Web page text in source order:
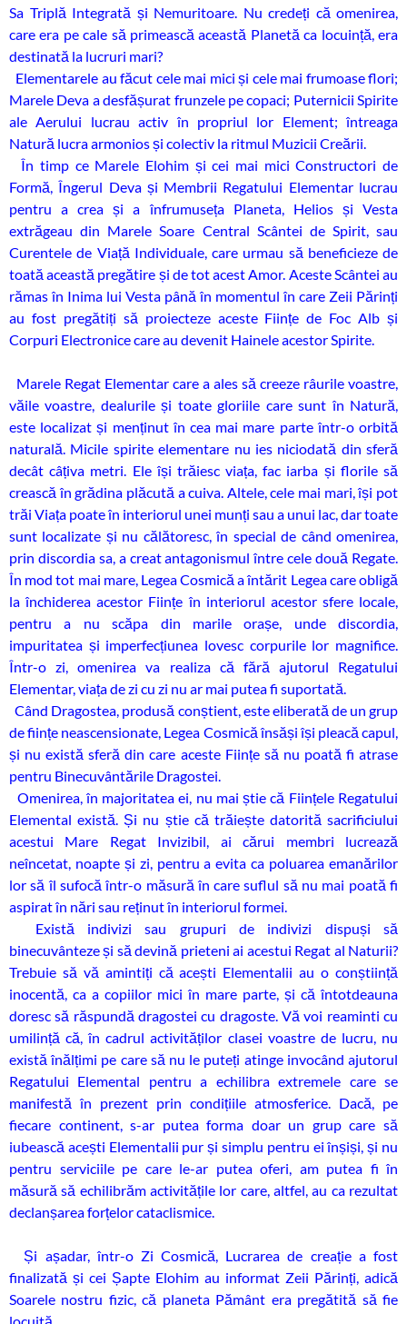
Sa Triplă Integrată și Nemuritoare. Nu credeți că omenirea,
care era pe cale să primească această Planetă ca locuință, era
destinată la lucruri mari?
Elementarele au făcut cele mai mici și cele mai frumoase flori;
Marele Deva a desfășurat frunzele pe copaci; Puternicii Spirite
ale Aerului lucrau activ în propriul lor Element; întreaga
Natură lucra armonios și colectiv la ritmul Muzicii Creării.
În timp ce Marele Elohim și cei mai mici Constructori de
Formă, Îngerul Deva și Membrii Regatului Elementar lucrau
pentru a crea și a înfrumuseța Planeta, Helios și Vesta
extrăgeau din Marele Soare Central Scântei de Spirit, sau
Curentele de Viață Individuale, care urmau să beneficieze de
toată această pregătire și de tot acest Amor. Aceste Scântei au
rămas în Inima lui Vesta până în momentul în care Zeii Părinți
au fost pregătiți să proiecteze aceste Ființe de Foc Alb și
Corpuri Electronice care au devenit Hainele acestor Spirite.
Marele Regat Elementar care a ales să creeze râurile voastre,
văile voastre, dealurile și toate gloriile care sunt în Natură,
este localizat și menținut în cea mai mare parte într-o orbită
naturală. Micile spirite elementare nu ies niciodată din sferă
decât câțiva metri. Ele își trăiesc viața, fac iarba și florile să
crească în grădina plăcută a cuiva. Altele, cele mai mari, își pot
trăi Viața poate în interiorul unei munți sau a unui lac, dar toate
sunt localizate și nu călătoresc, în special de când omenirea,
prin discordia sa, a creat antagonismul între cele două Regate.
În mod tot mai mare, Legea Cosmică a întărit Legea care obligă
la închiderea acestor Ființe în interiorul acestor sfere locale,
pentru a nu scăpa din marile orașe, unde discordia,
impuritatea și imperfecțiunea lovesc corpurile lor magnifice.
Într-o zi, omenirea va realiza că fără ajutorul Regatului
Elementar, viața de zi cu zi nu ar mai putea fi suportată.
Când Dragostea, produsă conștient, este eliberată de un grup
de ființe neascensionate, Legea Cosmică însăși își pleacă capul,
și nu există sferă din care aceste Ființe să nu poată fi atrase
pentru Binecuvântările Dragostei.
Omenirea, în majoritatea ei, nu mai știe că Ființele Regatului
Elemental există. Și nu știe că trăiește datorită sacrificiului
acestui Mare Regat Invizibil, ai cărui membri lucrează
neîncetat, noapte și zi, pentru a evita ca poluarea emanărilor
lor să îl sufocă într-o măsură în care suflul să nu mai poată fi
aspirat în nări sau reținut în interiorul formei.
Există indivizi sau grupuri de indivizi dispuși să
binecuvânteze și să devină prieteni ai acestui Regat al Naturii?
Trebuie să vă amintiți că acești Elementalii au o conștiință
inocentă, ca a copiilor mici în mare parte, și că întotdeauna
doresc să răspundă dragostei cu dragoste. Vă voi reaminti cu
umilință că, în cadrul activităților clasei voastre de lucru, nu
există înălțimi pe care să nu le puteți atinge invocând ajutorul
Regatului Elemental pentru a echilibra extremele care se
manifestă în prezent prin condițiile atmosferice. Dacă, pe
fiecare continent, s-ar putea forma doar un grup care să
iubească acești Elementalii pur și simplu pentru ei înșiși, și nu
pentru serviciile pe care le-ar putea oferi, am putea fi în
măsură să echilibrăm activitățile lor care, altfel, au ca rezultat
declanșarea forțelor cataclismice.
Și așadar, într-o Zi Cosmică, Lucrarea de creație a fost
finalizată și cei Șapte Elohim au informat Zeii Părinți, adică
Soarele nostru fizic, că planeta Pământ era pregătită să fie